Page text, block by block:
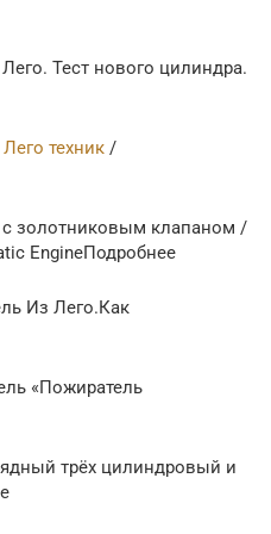
Тест нового цилиндра.
Лего техник /
с золотниковым клапаном /
EngineПодробнее
Из Лего.Как
«Пожиратель
трёх цилиндровый и